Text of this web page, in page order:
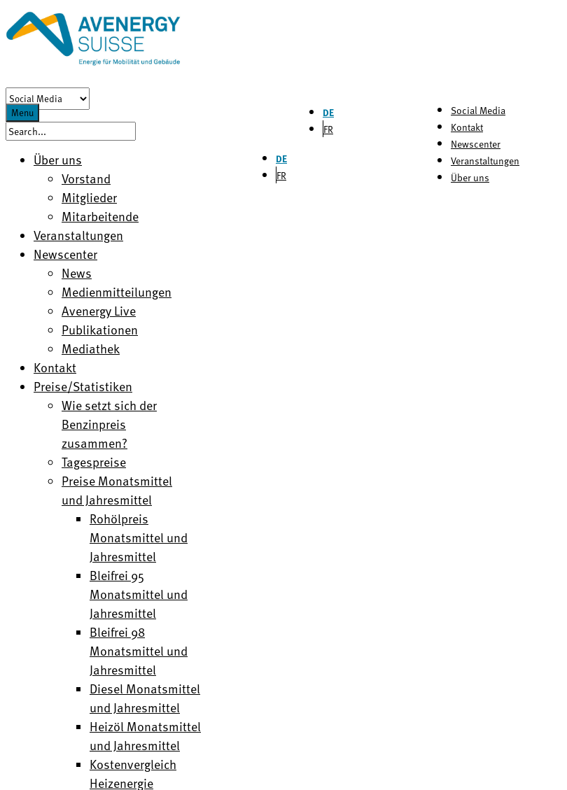
Social Media
Kontakt
Newscenter
Veranstaltungen
Über uns
DE
FR
Menu
DE
FR
Über uns
Vorstand
Mitglieder
Mitarbeitende
Veranstaltungen
Newscenter
News
Medienmitteilungen
Avenergy Live
Publikationen
Mediathek
Kontakt
Preise/Statistiken
Wie setzt sich der
Benzinpreis
zusammen?
Tagespreise
Preise Monatsmittel
und Jahresmittel
Rohölpreis
Monatsmittel und
Jahresmittel
Bleifrei 95
Monatsmittel und
Jahresmittel
Bleifrei 98
Monatsmittel und
Jahresmittel
Diesel Monatsmittel
und Jahresmittel
Heizöl Monatsmittel
und Jahresmittel
Kostenvergleich
Heizenergie